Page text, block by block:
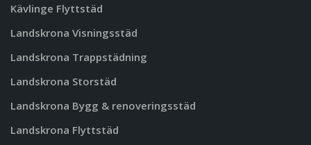
Kävlinge Flyttstäd
Landskrona Visningsstäd
Landskrona Trappstädning
Landskrona Storstäd
Landskrona Bygg & renoveringsstäd
Landskrona Flyttstäd